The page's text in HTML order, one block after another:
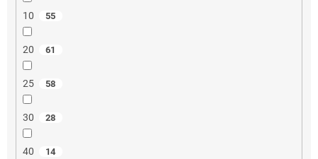
10 55
20 61
25 58
30 28
40 14